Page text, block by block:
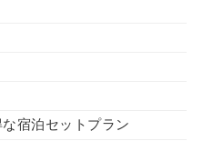
宿泊セットプラン